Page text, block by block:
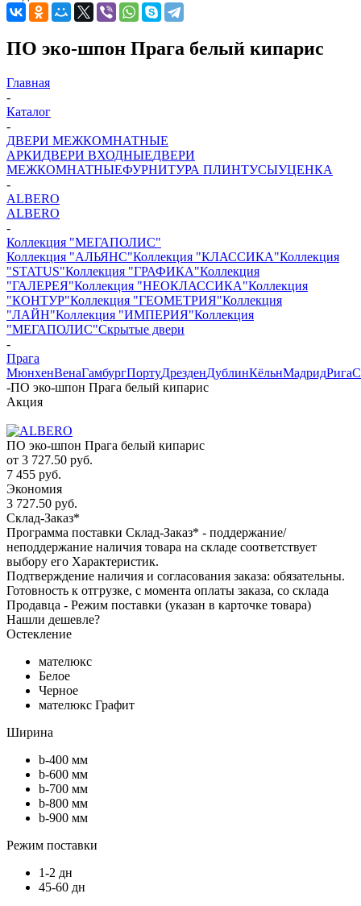
ПО эко-шпон Прага белый кипарис
Главная
-
Каталог
-
ДВЕРИ МЕЖКОМНАТНЫЕ
АРКИДВЕРИ ВХОДНЫЕДВЕРИ
МЕЖКОМНАТНЫЕФУРНИТУРА ПЛИНТУСЫУЦЕНКА
-
ALBERO
ALBERO
-
Коллекция "МЕГАПОЛИС"
Коллекция "АЛЬЯНС"Коллекция "КЛАССИКА"Коллекция
"STATUS"Коллекция "ГРАФИКА"Коллекция
"ГАЛЕРЕЯ"Коллекция "НЕОКЛАССИКА"Коллекция
"КОНТУР"Коллекция "ГЕОМЕТРИЯ"Коллекция
"ЛАЙН"Коллекция "ИМПЕРИЯ"Коллекция
"МЕГАПОЛИС"Скрытые двери
-
Прага
МюнхенВенаГамбургПортуДрезденДублинКёльнМадридРига
-ПО эко-шпон Прага белый кипарис
Акция
ПО эко-шпон Прага белый кипарис
от 3 727.50 руб.
7 455 руб.
Экономия
3 727.50 руб.
Склад-Заказ*
Программа поставки Склад-Заказ* - поддержание/
неподдержание наличия товара на складе соответствует
выбору его Характеристик.
Подтверждение наличия и согласования заказа: обязательны.
Готовность к отгрузке, с момента оплаты заказа, со склада
Продавца - Режим поставки (указан в карточке товара)
Нашли дешевле?
Остекление
мателюкс
Белое
Черное
мателюкс Графит
Ширина
b-400 мм
b-600 мм
b-700 мм
b-800 мм
b-900 мм
Режим поставки
1-2 дн
45-60 дн